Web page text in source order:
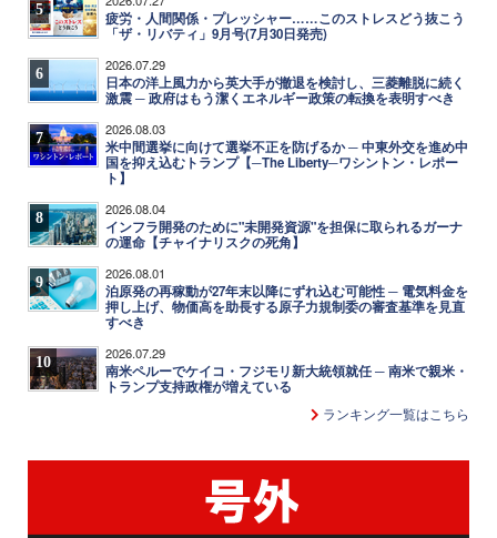
5
疲労・人間関係・プレッシャー……このストレスどう抜こう
「ザ・リバティ」9月号(7月30日発売)
6 2026.07.29
日本の洋上風力から英大手が撤退を検討し、三菱離脱に続く
激震 ─ 政府はもう潔くエネルギー政策の転換を表明すべき
7 2026.08.03
米中間選挙に向けて選挙不正を防げるか ─ 中東外交を進め中
国を抑え込むトランプ【─The Liberty─ワシントン・レポー
ト】
8 2026.08.04
インフラ開発のために"未開発資源"を担保に取られるガーナ
の運命【チャイナリスクの死角】
9 2026.08.01
泊原発の再稼動が27年末以降にずれ込む可能性 ─ 電気料金を
押し上げ、物価高を助長する原子力規制委の審査基準を見直
すべき
10 2026.07.29
南米ペルーでケイコ・フジモリ新大統領就任 ─ 南米で親米・
トランプ支持政権が増えている
ランキング一覧はこちら